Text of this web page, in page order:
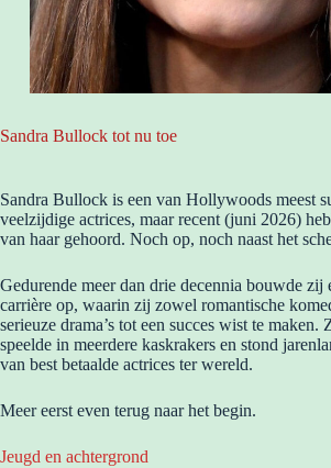
Sandra Bullock tot nu toe
Sandra Bullock is een van Hollywoods meest
veelzijdige actrices, maar recent (juni 2026)
van haar gehoord. Noch op, noch naast het
Gedurende meer dan drie decennia bouwde zij
carrière op, waarin zij zowel romantische
serieuze drama’s tot een succes wist te maken.
speelde in meerdere kaskrakers en stond
van best betaalde actrices ter wereld.
Meer eerst even terug naar het begin.
Jeugd en achtergrond